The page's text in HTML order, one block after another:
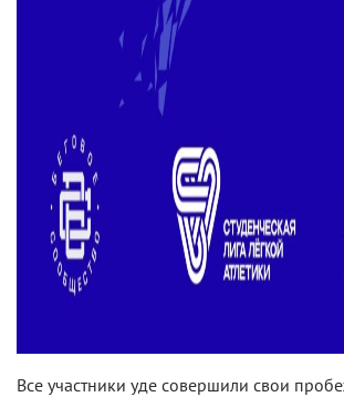
Все участники уде совершили свои